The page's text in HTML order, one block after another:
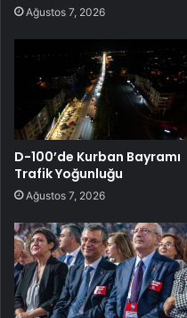
Ağustos 7, 2026
D-100’de Kurban Bayramı
Trafik Yoğunluğu
Ağustos 7, 2026